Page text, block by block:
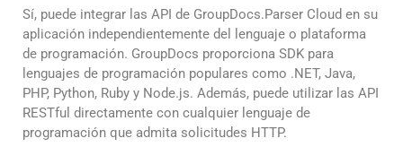
Sí, puede integrar las API de GroupDocs.Parser Cloud en su
aplicación independientemente del lenguaje o plataforma
de programación. GroupDocs proporciona SDK para
lenguajes de programación populares como .NET, Java,
PHP, Python, Ruby y Node.js. Además, puede utilizar las API
RESTful directamente con cualquier lenguaje de
programación que admita solicitudes HTTP.